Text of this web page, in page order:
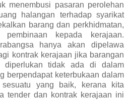
menembusi pasaran perolehan
halangan terhadap syarikat
barang dan perkhidmatan,
pembinaan kepada kerajaan.
hanya akan dipelawa
kontrak kerajaan jika barangan
diperlukan tidak ada di dalam
berpendapat keterbukaan dalam
yang baik, kerana kita
tender dan kontrak kerajaan ini